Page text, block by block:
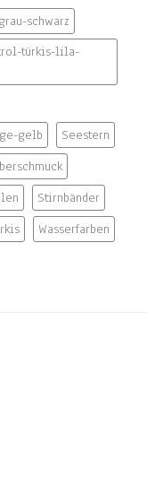
schwarz
türkis-lila-
gelb
Seestern
Stirnbänder
Wasserfarben
21,80€
inkl. MwSt.
unser
von 3